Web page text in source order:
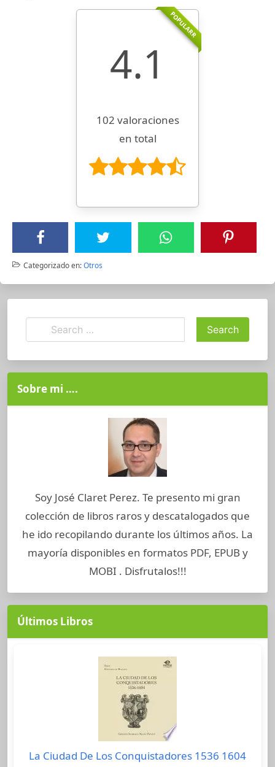
POPULARR
4.1
102 valoraciones
en total
Categorizado en:Otros
Sobre mi ….
Soy José Claret Perez. Te presento mi gran
colección de libros raros y descatalogados que
he ido recopilando durante los últimos años. La
mayoría disponibles en formatos PDF, EPUB y
MOBI . Disfrutalos!!!
Últimos Libros
La Ciudad De Los Conquistadores 1536 1604